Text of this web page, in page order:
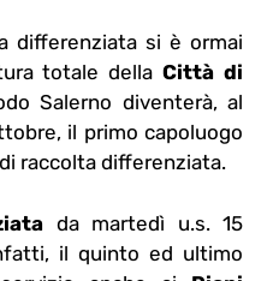
differenziata si è ormai
totale dellaCittà di
Salerno diventerà, al
il primo capoluogo
raccolta differenziata.
da martedì u.s. 15
il quinto ed ultimo